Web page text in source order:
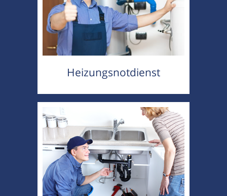
Heizungsnotdienst